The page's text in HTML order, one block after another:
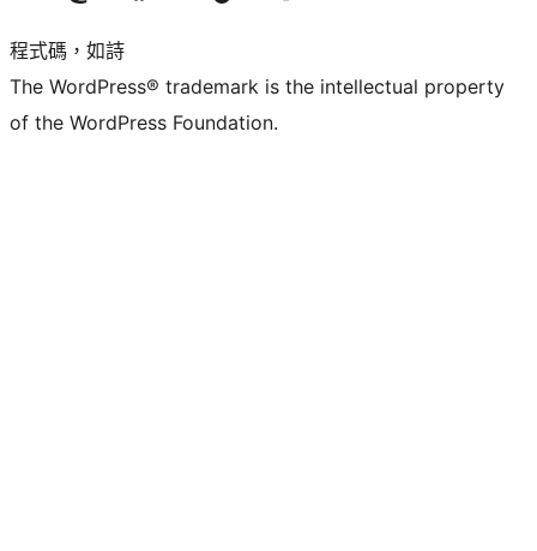
程式碼，如詩
The WordPress® trademark is the intellectual property
of the WordPress Foundation.